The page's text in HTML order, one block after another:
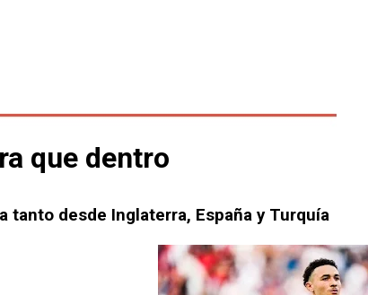
que dentro
desde Inglaterra, España y Turquía